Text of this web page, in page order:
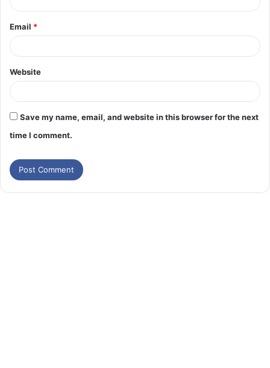
Email *
Website
Save my name, email, and website in this browser for the next
time I comment.